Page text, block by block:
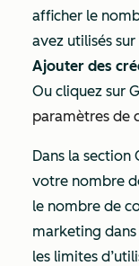
afficher le
avez utilisés
Ajouter des
Ou cliquez sur
paramètres de
Dans la section
votre nombre
le nombre de
marketing
les limites